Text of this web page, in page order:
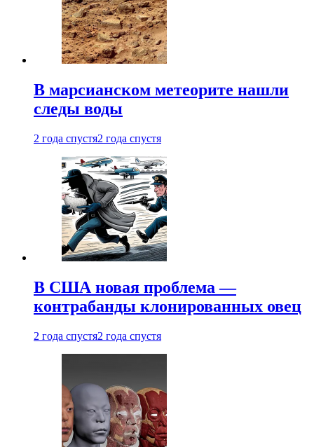
В марсианском метеорите нашли
следы воды
2 года спустя2 года спустя
В США новая проблема —
контрабанды клонированных овец
2 года спустя2 года спустя